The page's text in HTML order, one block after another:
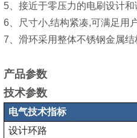
5、接近于零压力的电刷设计和
6、尺寸小,结构紧凑,可满足用
7、滑环采用整体不锈钢金属结
产品参数
技术参数
电气技术指标
设计环路